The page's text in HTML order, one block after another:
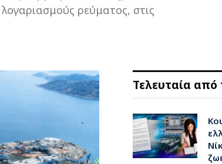
ρεύματος, στις
Τελευταία από